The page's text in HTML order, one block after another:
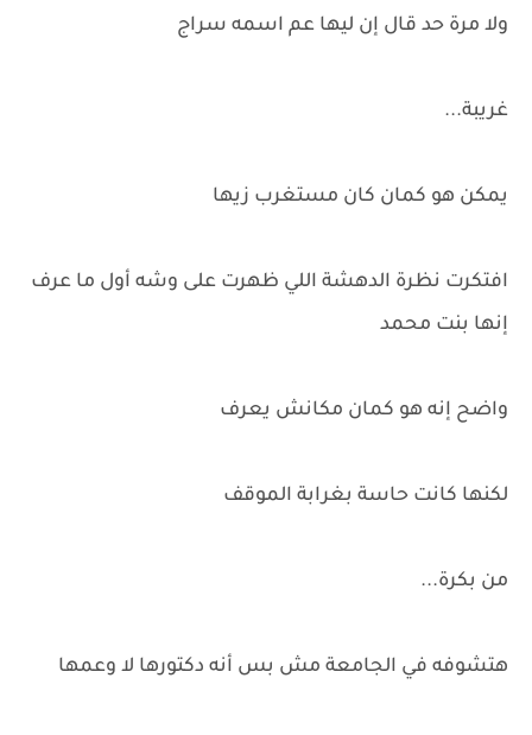
ولا مرة حد قال إن ليها عم اسمه سراج
غريبة...
يمكن هو كمان كان مستغرب زيها
افتكرت نظرة الدهشة اللي ظهرت على وشه أول ما عرف
إنها بنت محمد
واضح إنه هو كمان مكانش يعرف
لكنها كانت حاسة بغرابة الموقف
من بكرة...
هتشوفه في الجامعة مش بس أنه دكتورها لا وعمها